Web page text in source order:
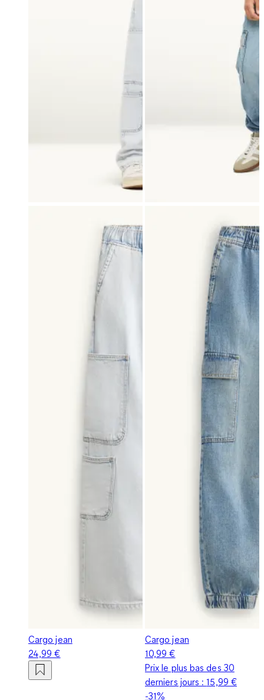
Cargo jean
24,99 €
Cargo jean
10,99 €
Prix le plus bas des 30
derniers jours :15,99 €
-31%